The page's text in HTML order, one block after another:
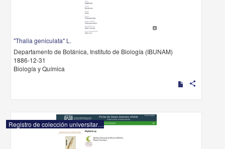
"Thalia geniculata" L.
Departamento de Botánica, Instituto de Biología (IBUNAM)
1886-12-31
Biología y Química
share
Registro de colección universitaria